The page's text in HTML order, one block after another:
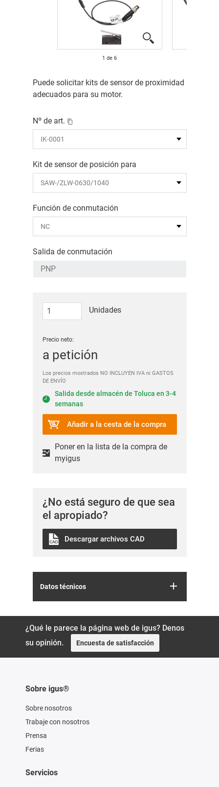
1 de 6
Puede solicitar kits de sensor de proximidad
adecuados para su motor.
Nº de art.
Kit de sensor de posición para
Función de conmutación
Salida de conmutación
Unidades
Precio neto:
a petición
Los precios mostrados NO INCLUYEN IVA ni GASTOS
DE ENVÍO
Salida desde almacén de Toluca en 3-4
semanas
Añadir a la cesta de la compra
Poner en la lista de la compra de
myigus
¿No está seguro de que sea
el apropiado?
Descargar archivos CAD
Datos técnicos
¿Qué le parece la página web de igus? Denos
su opinión.
Encuesta de satisfacción
Sobre igus®
Sobre nosotros
Trabaje con nosotros
Prensa
Ferias
Servicios